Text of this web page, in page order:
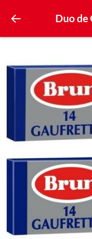
Duo de